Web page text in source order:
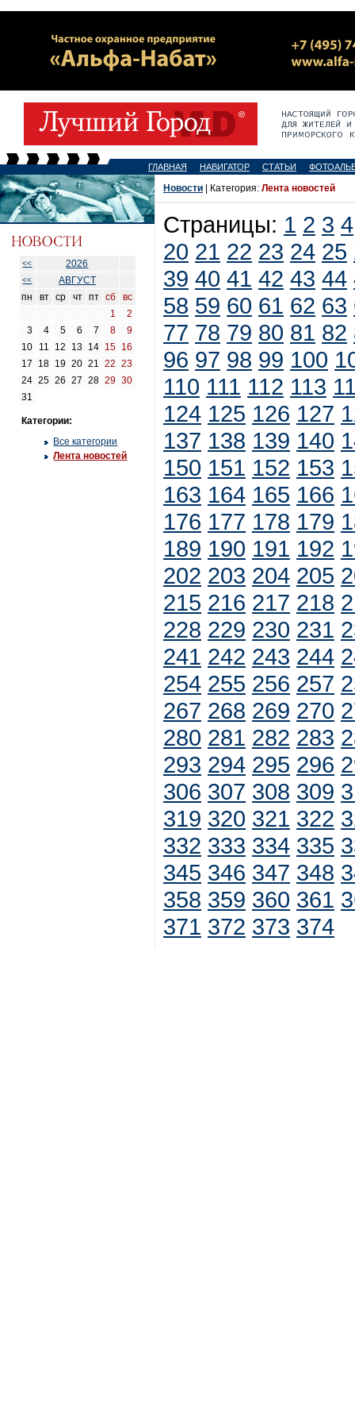
ГЛАВНАЯ НАВИГАТОР СТАТЬИ
<< 2026
<<
АВГУСТ
пн
вт ср чт пт сб
вс
1
2
3
4 5 6 7 8
9
10
11 12 13 14 15 16
17
18 19 20 21 22
23
24 25 26 27 28 29 30
31
Категории:
Все категории
Лента новостей
Новости | Категория: Лента новостей
Страницы: 1 2 3 4
20 21 22 23 24 25
39 40 41 42 43 44
58 59 60 61 62 63
77 78 79 80 81 82
96 97 98 99 100
110 111 112 113
124 125 126 127
137 138 139 140
150 151 152 153
163 164 165 166
176 177 178 179
189 190 191 192
202 203 204 205
215 216 217 218
228 229 230 231
241 242 243 244
254 255 256 257
267 268 269 270
280 281 282 283
293 294 295 296
306 307 308 309
319 320 321 322
332 333 334 335
345 346 347 348
358 359 360 361
371 372 373 374